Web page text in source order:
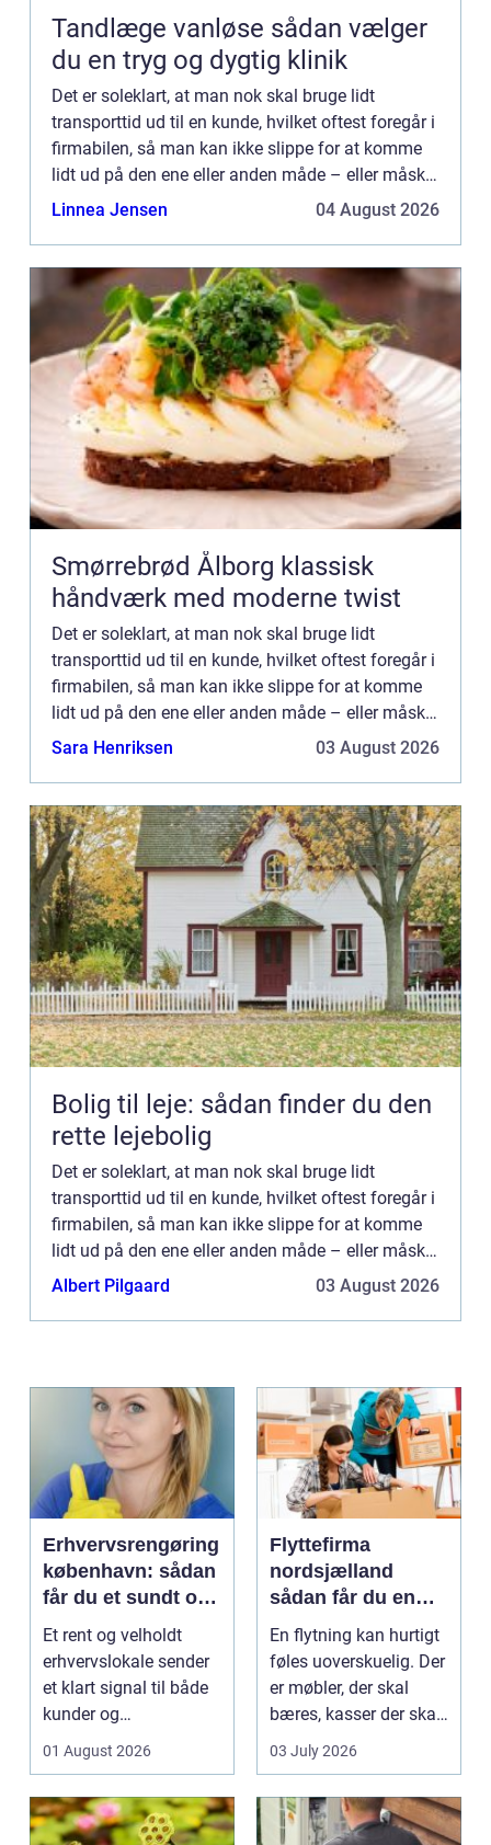
Tandlæge vanløse sådan vælger
du en tryg og dygtig klinik
Det er soleklart, at man nok skal bruge lidt
transporttid ud til en kunde, hvilket oftest foregår i
firmabilen, så man kan ikke slippe for at komme
lidt ud på den ene eller anden måde – eller måske
foretrække...
Linnea Jensen 04 August 2026
Smørrebrød Ålborg klassisk
håndværk med moderne twist
Det er soleklart, at man nok skal bruge lidt
transporttid ud til en kunde, hvilket oftest foregår i
firmabilen, så man kan ikke slippe for at komme
lidt ud på den ene eller anden måde – eller måske
foretrække...
Sara Henriksen 03 August 2026
Bolig til leje: sådan finder du den
rette lejebolig
Det er soleklart, at man nok skal bruge lidt
transporttid ud til en kunde, hvilket oftest foregår i
firmabilen, så man kan ikke slippe for at komme
lidt ud på den ene eller anden måde – eller måske
foretrække...
Albert Pilgaard 03 August 2026
Erhvervsrengøring
københavn: sådan
får du et sundt og
professionelt
arbejdsmiljø
Et rent og velholdt
erhvervslokale sender
et klart signal til både
kunder og
01 August 2026
Flyttefirma
nordsjælland
sådan får du en
tryg og effektiv
flytning
En flytning kan hurtigt
føles uoverskuelig. Der
er møbler, der skal
bæres, kasser der skal
pakkes, o...
03 July 2026